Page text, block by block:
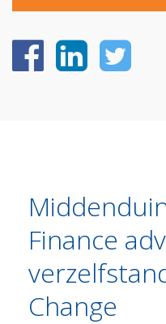
Finance
Change